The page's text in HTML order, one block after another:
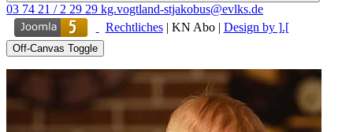
03 74 21 / 2 29 29 kg.vogtland-stjakobus@evlks.de
Rechtliches| KN Abo| Design by ].[
Off-Canvas Toggle